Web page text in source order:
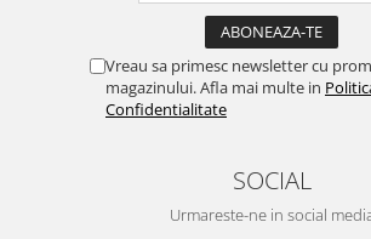
Desktop PC & Monitoare
Imprimante, Scanere &
Consumabile
Periferice PC
Sport & Activitati in aer liber
Vreau sa primesc newsletter cu
magazinului. Afla mai multe in
Confidentialitate
SOCIAL
Urmareste-ne in social